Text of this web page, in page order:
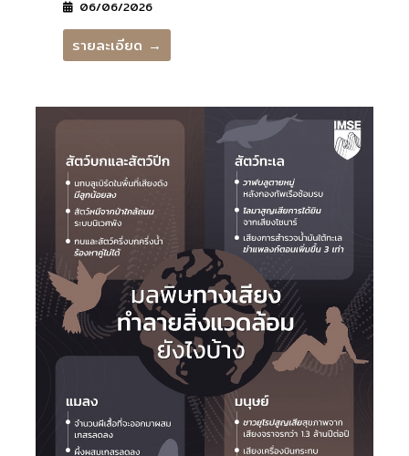
06/06/2026
รายละเอียด →